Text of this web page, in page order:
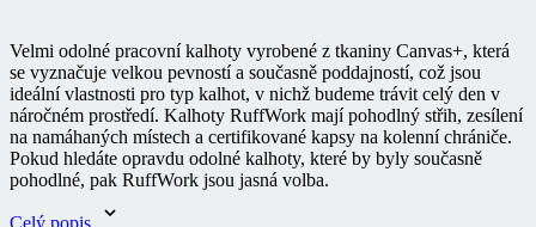
se vyznačuje velkou pevností a současně poddajností, což jsou
ideální vlastnosti pro typ kalhot, v nichž budeme trávit celý den v
náročném prostředí. Kalhoty RuffWork mají pohodlný střih, zesílení
na namáhaných místech a certifikované kapsy na kolenní chrániče.
Pokud hledáte opravdu odolné kalhoty, které by byly současně
pohodlné, pak RuffWork jsou jasná volba.
Celý popis